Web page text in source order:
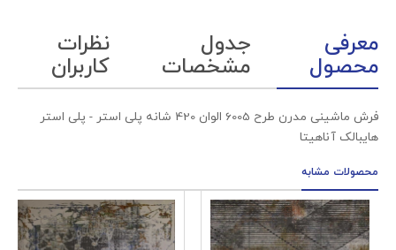
معرفی
محصول
جدول
مشخصات
نظرات
کاربران
فرش ماشینی مدرن طرح 6005 الوان 420 شانه پلی استر - پلی استر
هایبالک آناهیتا
محصولات مشابه